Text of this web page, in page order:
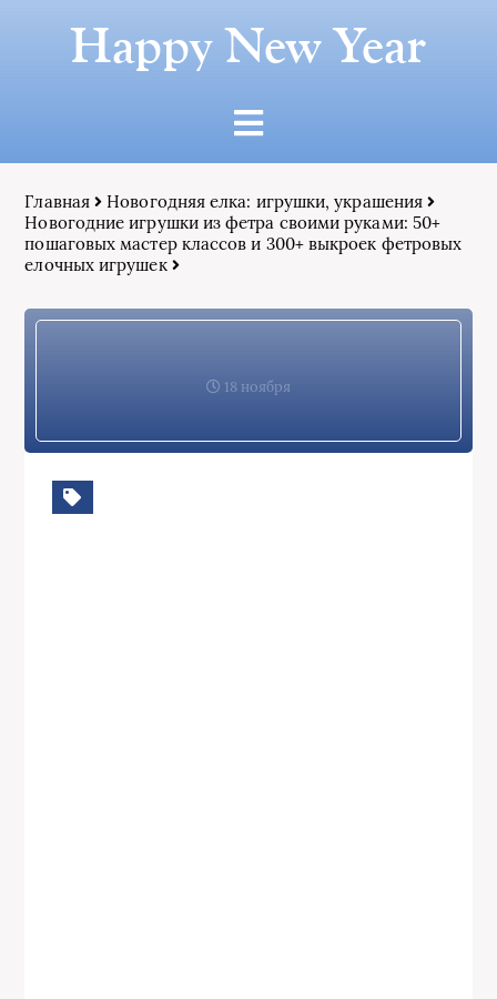
Happy New Year
Главная
Новогодняя елка: игрушки, украшения
Новогодние игрушки из фетра своими руками: 50+
пошаговых мастер классов и 300+ выкроек фетровых
елочных игрушек
18 ноября